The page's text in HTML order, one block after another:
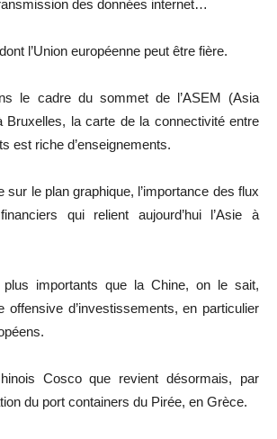
des données internet…
l’Union européenne peut être fière.
le cadre du sommet de l’ASEM (Asia
Bruxelles, la carte de la connectivité entre
est riche d’enseignements.
sur le plan graphique, l’importance des flux
qui relient aujourd’hui l’Asie à
plus importants que la Chine, on le sait,
offensive d’investissements, en particulier
Cosco que revient désormais, par
du port containers du Pirée, en Grèce.